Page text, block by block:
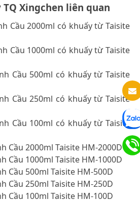
TQ Xingchen liên quan
Cầu 2000ml có khuấy từ Taisite
Cầu 1000ml có khuấy từ Taisite
Cầu 500ml có khuấy từ Taisite
Cầu 250ml có khuấy từ Taisite
Cầu 100ml có khuấy từ Taisite
Cầu 2000ml Taisite HM-2000D
Cầu 1000ml Taisite HM-1000D
Cầu 500ml Taisite HM-500D
Cầu 250ml Taisite HM-250D
Cầu 100ml Taisite HM-100D